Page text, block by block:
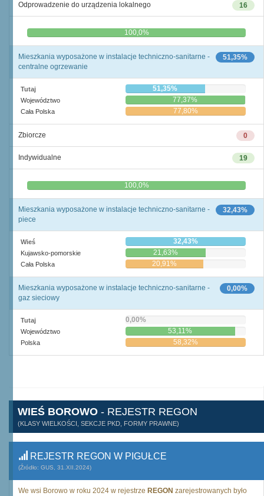
16
Odprowadzenie do urządzenia lokalnego
0,0% 100,0%
51,35%
Mieszkania wyposażone w instalacje techniczno-sanitarne -
centralne ogrzewanie
Tutaj 51,35%
Województwo 77,37%
Cała Polska 77,80%
0
Zbiorcze
19
Indywidualne
0,0% 100,0%
32,43%
Mieszkania wyposażone w instalacje techniczno-sanitarne -
piece
Wieś 32,43%
Kujawsko-pomorskie 21,63%
Cała Polska 20,91%
0,00%
Mieszkania wyposażone w instalacje techniczno-sanitarne -
gaz sieciowy
Tutaj 0,00%
Województwo 53,11%
Polska 58,32%
WIEŚ BOROWO - REJESTR REGON
(KLASY WIELKOŚCI, SEKCJE PKD, FORMY PRAWNE)
REJESTR REGON W PIGUŁCE
(Źródło: GUS, 31.XII.2024)
We wsi Borowo w roku 2024 w rejestrze REGON zarejestrowanych było